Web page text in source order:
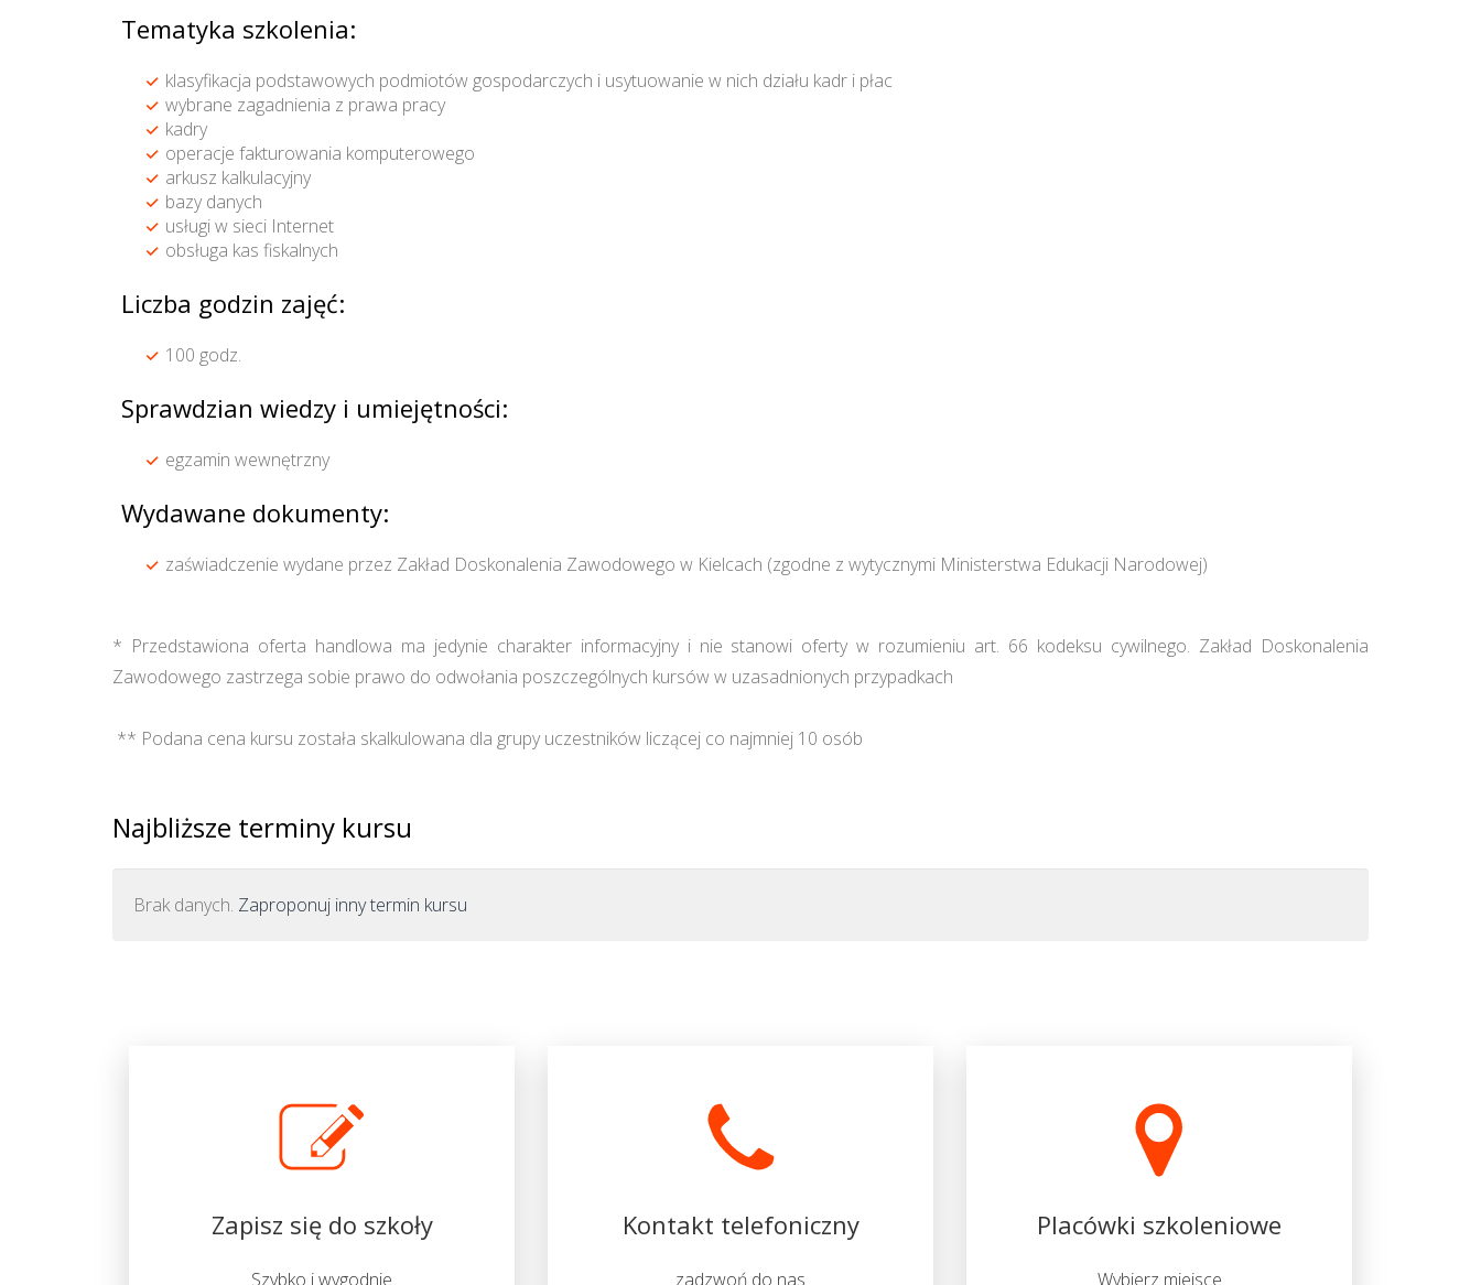
Tematyka szkolenia:
klasyfikacja podstawowych podmiotów gospodarczych i usytuowanie w nich działu kadr i płac
wybrane zagadnienia z prawa pracy
kadry
operacje fakturowania komputerowego
arkusz kalkulacyjny
bazy danych
usługi w sieci Internet
obsługa kas fiskalnych
Liczba godzin zajęć:
100 godz.
Sprawdzian wiedzy i umiejętności:
egzamin wewnętrzny
Wydawane dokumenty:
zaświadczenie wydane przez Zakład Doskonalenia Zawodowego w Kielcach (zgodne z wytycznymi Ministerstwa Edukacji Narodowej)
* Przedstawiona oferta handlowa ma jedynie charakter informacyjny i nie stanowi oferty w rozumieniu art. 66 kodeksu cywilnego. Zakład Doskonalenia
Zawodowego zastrzega sobie prawo do odwołania poszczególnych kursów w uzasadnionych przypadkach
** Podana cena kursu została skalkulowana dla grupy uczestników liczącej co najmniej 10 osób
Najbliższe terminy kursu
Brak danych. Zaproponuj inny termin kursu
Zapisz się do szkoły
Szybko i wygodnie
Kontakt telefoniczny
zadzwoń do nas
Placówki szkoleniowe
Wybierz miejsce